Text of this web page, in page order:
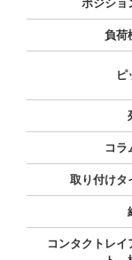
ポジショ
負荷
ピ
コラ
取り付けタ
コンタクトレイ